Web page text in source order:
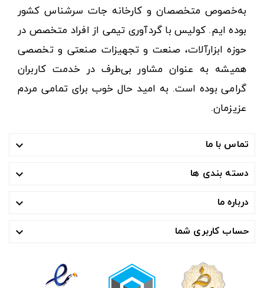
به‌خصوص متخصصان و کارخانه جات سرشناس کشور
بوده ایم. کولیس با گردآوری تیمی از افراد متخصص در
حوزه ابزارآلات، صنعت و تجهیزات صنعتی و تخصصی
همیشه به عنوان مشاور بی‌طرف در خدمت کاربران
گرامی بوده است. به امید حال خوب برای تمامی مردم
عزیزمان.
تماس با ما 
دسته بندی ها 
درباره ما 
حساب کاربری شما 